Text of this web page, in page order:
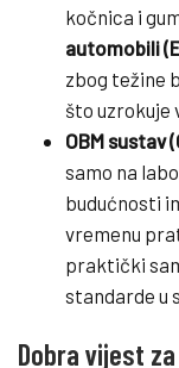
kočnica i
automobili
zbog težine
što uzrokuje
OBM sustav
samo na
budućnosti
vremenu
praktički
standarde u
Dobra vijest